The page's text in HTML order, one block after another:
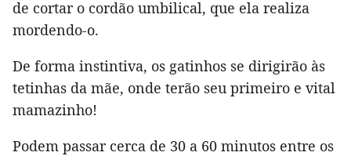
de cortar o cordão umbilical, que ela realiza
mordendo-o.
De forma instintiva, os gatinhos se dirigirão às
tetinhas da mãe, onde terão seu primeiro e vital
mamazinho!
Podem passar cerca de 30 a 60 minutos entre os